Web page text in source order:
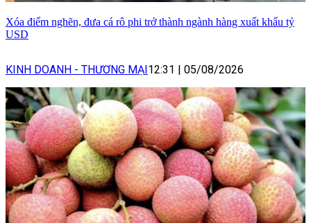
Xóa điểm nghẽn, đưa cá rô phi trở thành ngành hàng xuất khẩu tỷ
USD
KINH DOANH - THƯƠNG MẠI 12:31 05/08/2026